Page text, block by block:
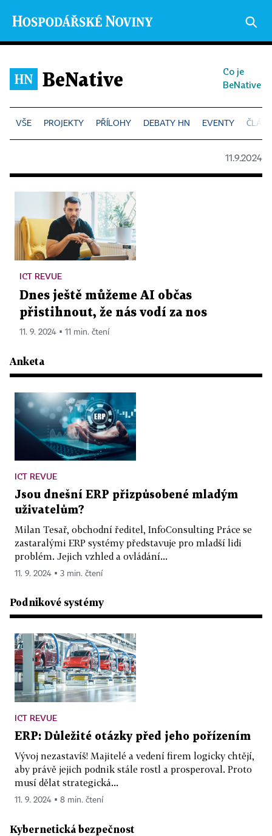
BeNative
Co je
BeNative
PROJEKTY PŘÍLOHY DEBATY HN EVENTY
11.9.2024
Dnes ještě můžeme AI občas
přistihnout, že nás vodí za nos
ICT REVUE
11. 9. 2024 ▪ 11 min. čtení
Anketa
ICT REVUE
Jsou dnešní ERP přizpůsobené mladým
uživatelům?
Milan Tesař, obchodní ředitel, InfoConsulting Práce se
zastaralými ERP systémy představuje pro mladší lidi
problém. Jejich vzhled a ovládání...
11. 9. 2024 ▪ 3 min. čtení
Podnikové systémy
ICT REVUE
ERP: Důležité otázky před jeho pořízením
Vývoj nezastavíš! Majitelé a vedení firem logicky chtějí,
aby právě jejich podnik stále rostl a prosperoval. Proto
musí dělat strategická...
11. 9. 2024 ▪ 8 min. čtení
Kybernetická bezpečnost